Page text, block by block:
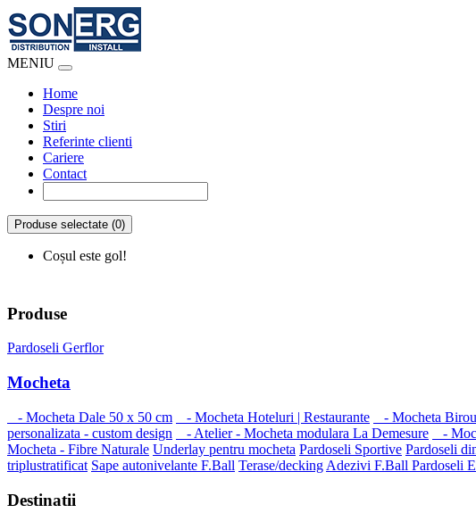
MENIU
Home
Despre noi
Stiri
Referinte clienti
Cariere
Contact
Produse selectate (0)
Coșul este gol!
Produse
Pardoseli Gerflor
Mocheta
- Mocheta Dale 50 x 50 cm - Mocheta Hoteluri | Restaurante - Mocheta
personalizata - custom design
- Atelier - Mocheta modulara La Demesure -
Mocheta - Fibre Naturale Underlay pentru mocheta Pardoseli Sportive Pardoseli
triplustratificat Sape autonivelante F.Ball Terase/decking Adezivi F.Ball Pardoseli
Destinatii